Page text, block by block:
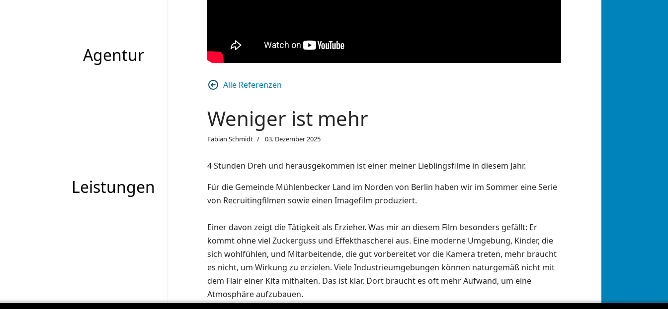
Agentur
Leistungen
Alle Referenzen
Weniger ist mehr
Fabian Schmidt 03. Dezember 2025
4 Stunden Dreh und herausgekommen ist einer meiner Lieblingsfilme in diesem Jahr.
Für die Gemeinde Mühlenbecker Land im Norden von Berlin haben wir im Sommer eine Serie
von Recruitingfilmen sowie einen Imagefilm produziert.
Einer davon zeigt die Tätigkeit als Erzieher. Was mir an diesem Film besonders gefällt: Er
kommt ohne viel Zuckerguss und Effekthascherei aus. Eine moderne Umgebung, Kinder, die
sich wohlfühlen, und Mitarbeitende, die gut vorbereitet vor die Kamera treten, mehr braucht
es nicht, um Wirkung zu erzielen. Viele Industrieumgebungen können naturgemäß nicht mit
dem Flair einer Kita mithalten. Das ist klar. Dort braucht es oft mehr Aufwand, um eine
Atmosphäre aufzubauen.